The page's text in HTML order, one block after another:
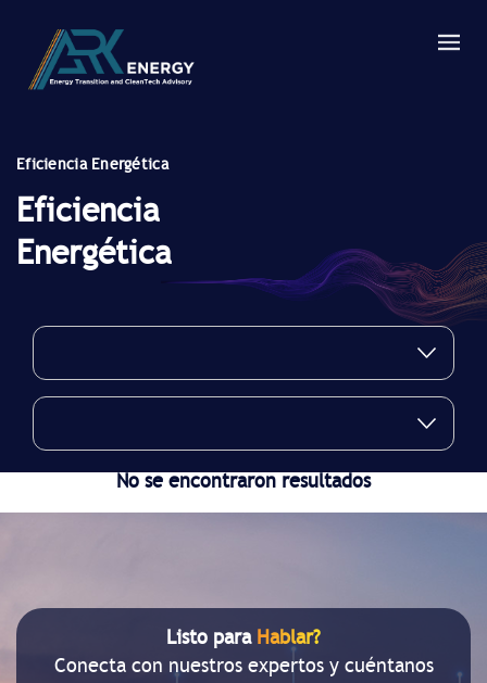
Eficiencia Energética
Eficiencia
Energética
No se encontraron resultados
Listo para Hablar?
Conecta con nuestros expertos y cuéntanos